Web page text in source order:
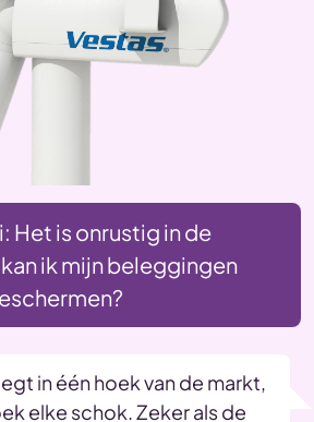
Het is onrustig in de
ik mijn beleggingen
in één hoek van de markt,
elke schok. Zeker als de